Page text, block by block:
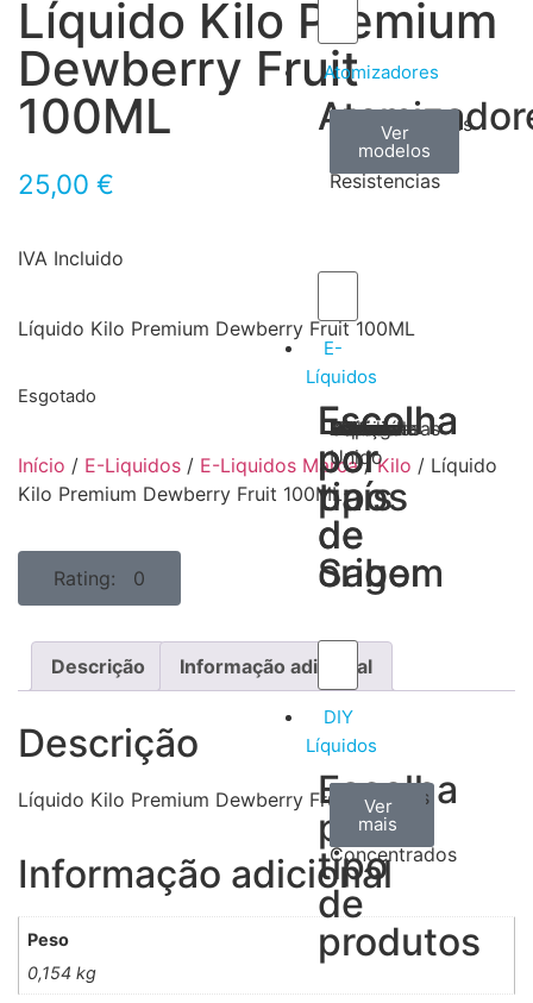
Atomizadores
Claromizadores
Ver
modelos
Reconstruíveis
Ver
modelos
Resistencias
Ver
modelos
E-
Líquidos
Escolha
por
tipos
de
Sabor
Tabaco
Frutas
Bebidas
Frescos
Sobremesas
Escolha
por
país
de
origem
Portugal
Alemanha
USA
Reino
Unido
Canadá
França
Malásia
Filipinas
Espanha
Polónia
Grécia
DIY
Líquidos
Escolha
por
tipo
de
produtos
Aromas
Concentrados
Ver
todos
Bases
Ver
mais
Accesorios
Ver
mais
Líquido Kilo Premium
Dewberry Fruit
100ML
25,00 €
IVA Incluido
Líquido Kilo Premium Dewberry Fruit 100ML
Esgotado
Início / E-Liquidos / E-Liquidos Marca/Kilo / Líquido
Kilo Premium Dewberry Fruit 100ML
Rating: 0
Descrição Informação adicional
Descrição
Líquido Kilo Premium Dewberry Fruit 100ML
Informação adicional
Peso
0,154 kg